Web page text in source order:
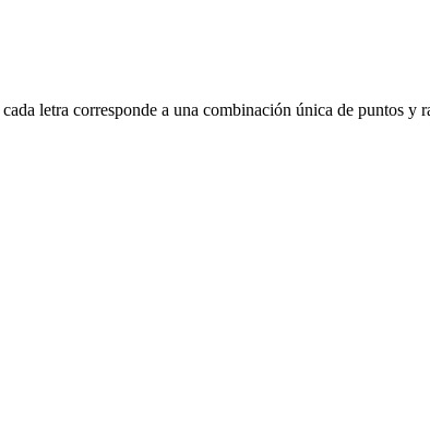
letra corresponde a una combinación única de puntos y